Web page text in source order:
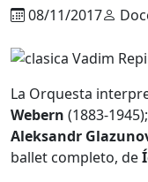
08/11/2017
La Orquesta
Webern (1883-1945);
Aleksandr
ballet completo, de